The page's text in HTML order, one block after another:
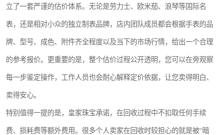
立了一套严谨的估价体系。无论是劳力士、欧米茄、浪琴等国际名
表，还是相对小众的独立制表品牌，店内团队成员都会根据手表的品
牌、型号、成色、附件齐全程度以及当下的市场行情，给出一个合理
的参考报价。更重要的是，整个估价过程公开透明，您可以在旁观察
每一步鉴定操作，工作人员也会耐心解释定价依据，让您卖得明白、
卖得安心。
特别值得一提的是，皇家珠宝承诺，在回收过程中不扣取任何手续
费、损耗费等额外费用。很多个人卖家在回收时较担心的就是被“暗